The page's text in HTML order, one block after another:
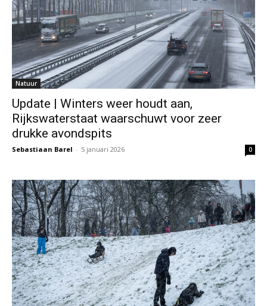
Natuur
Update | Winters weer houdt aan,
Rijkswaterstaat waarschuwt voor zeer
drukke avondspits
Sebastiaan Barel - 5 januari 2026 0